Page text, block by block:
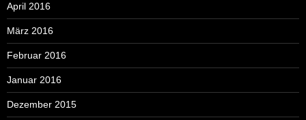
April 2016
März 2016
Februar 2016
Januar 2016
Dezember 2015